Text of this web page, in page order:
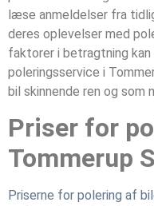
læse anmeldelser fra
deres oplevelser med
faktorer i betragtning
poleringsservice i
bil skinnende ren og som
Priser for
Tommerup
Priserne for polering af